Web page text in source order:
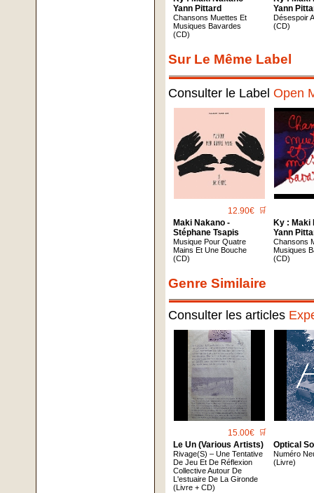
Yann Pittard
Chansons Muettes Et
Musiques Bavardes
(CD)
Yann
Désespoir
(CD)
Sur Le Même Label
Consulter le LabelOpen
12.90€ 🛒
Maki Nakano -
Stéphane Tsapis
Musique Pour Quatre
Mains Et Une Bouche
(CD)
Ky : Maki
Yann
Chansons
Musiques
(CD)
Genre Similaire
Consulter les articles
15.00€ 🛒
Le Un (Various Artists)
Rivage(S) – Une Tentative
De Jeu Et De Réflexion
Collective Autour De
L'estuaire De La Gironde
(Livre + CD)
Optical
Numéro
(Livre)